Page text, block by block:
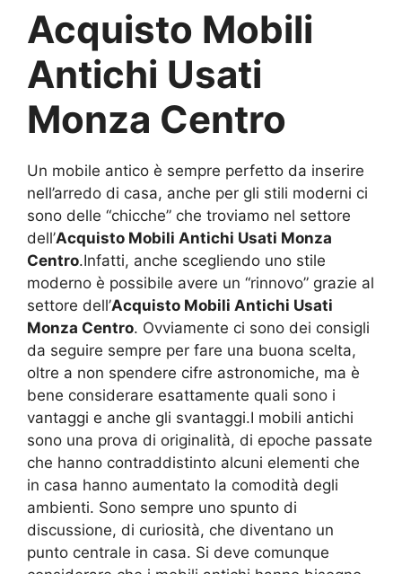
Acquisto Mobili
Antichi Usati
Monza Centro
Un mobile antico è sempre perfetto da inserire
nell’arredo di casa, anche per gli stili moderni ci
sono delle “chicche” che troviamo nel settore
dell’Acquisto Mobili Antichi Usati Monza
Centro.Infatti, anche scegliendo uno stile
moderno è possibile avere un “rinnovo” grazie al
settore dell’Acquisto Mobili Antichi Usati
Monza Centro. Ovviamente ci sono dei consigli
da seguire sempre per fare una buona scelta,
oltre a non spendere cifre astronomiche, ma è
bene considerare esattamente quali sono i
vantaggi e anche gli svantaggi.I mobili antichi
sono una prova di originalità, di epoche passate
che hanno contraddistinto alcuni elementi che
in casa hanno aumentato la comodità degli
ambienti. Sono sempre uno spunto di
discussione, di curiosità, che diventano un
punto centrale in casa. Si deve comunque